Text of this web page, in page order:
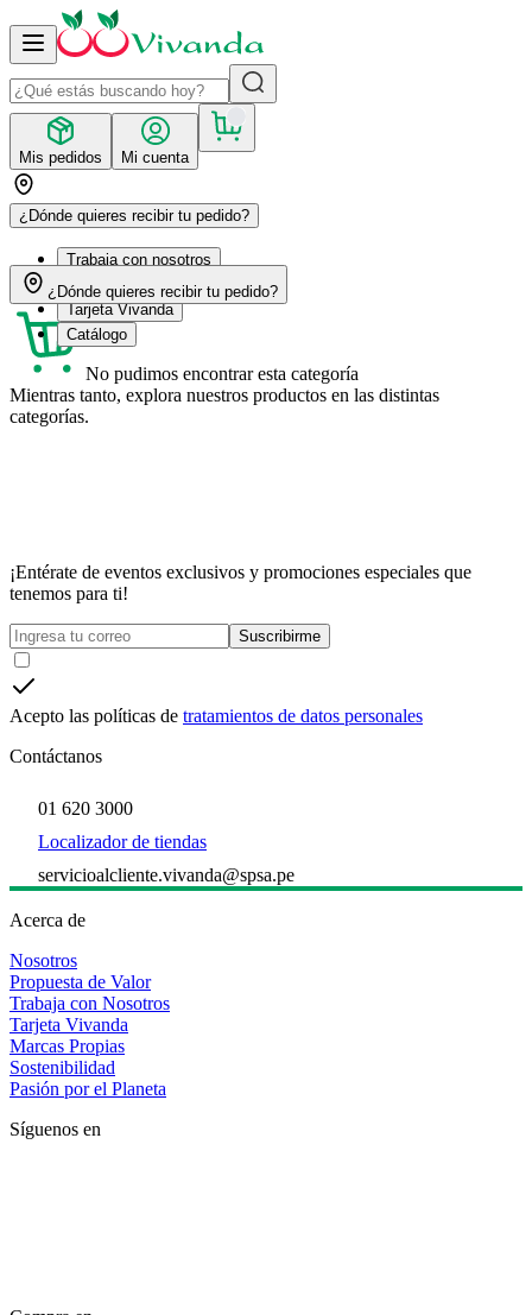
Mis pedidos Mi cuenta
¿Dónde quieres recibir tu pedido?
Trabaja con nosotros
Recetas
Tarjeta Vivanda
Catálogo
¿Dónde quieres recibir tu pedido?
No pudimos encontrar esta categoría
Mientras tanto, explora nuestros productos en las distintas
categorías.
¡Entérate de eventos exclusivos y promociones especiales que
tenemos para ti!
Suscribirme
Acepto las políticas de tratamientos de datos personales
Contáctanos
01 620 3000
Localizador de tiendas
servicioalcliente.vivanda@spsa.pe
Acerca de
Nosotros
Propuesta de Valor
Trabaja con Nosotros
Tarjeta Vivanda
Marcas Propias
Sostenibilidad
Pasión por el Planeta
Síguenos en